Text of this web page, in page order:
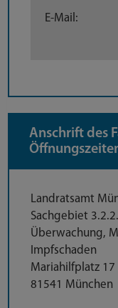
E-Mail:
Anschrift des
Anschrift
Landratsamt
Sachgebiet
Überwachung,
Impfschaden
Mariahilfplatz 17
81541 München